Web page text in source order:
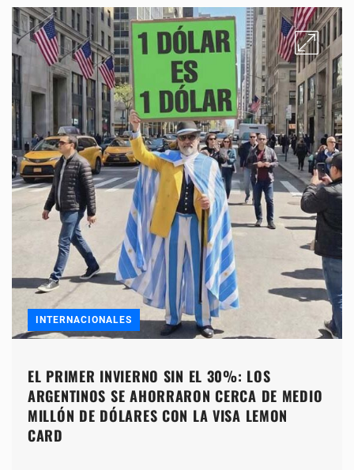
INTERNACIONALES
EL PRIMER INVIERNO SIN EL 30%: LOS
ARGENTINOS SE AHORRARON CERCA DE MEDIO
MILLÓN DE DÓLARES CON LA VISA LEMON
CARD